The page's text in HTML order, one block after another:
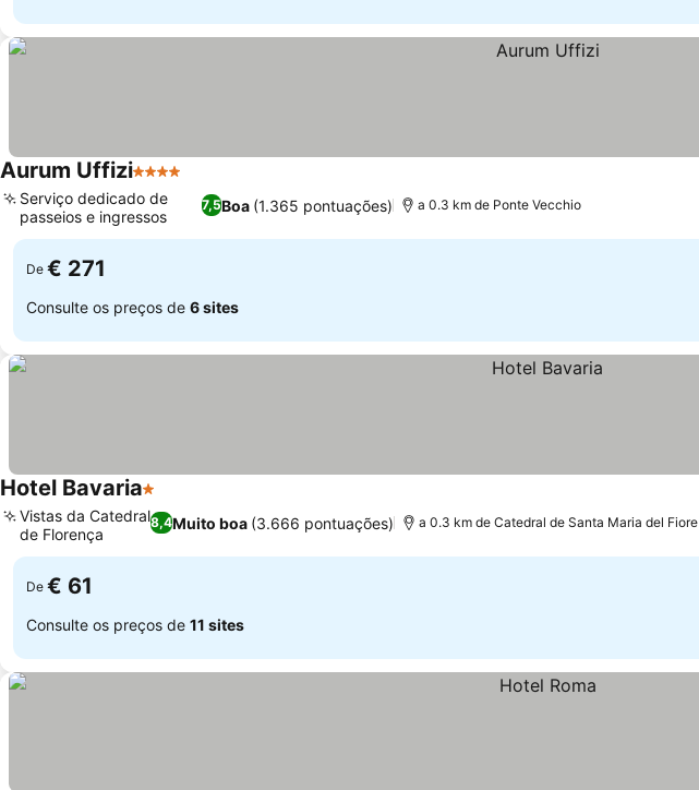
Aurum Uffizi4 Estrelas
7,5Boa (1.365 pontuações)
Serviço dedicado de
passeios e ingressos
a 0.3 km de Ponte Vecchio
De € 271
Consulte os preços de 6 sites
Hotel Bavaria1 Estrelas
8,4Muito boa (3.666 pontuações)
Vistas da Catedral
de Florença
a 0.3 km de Catedral de Santa Maria del Fiore
De € 61
Consulte os preços de 11 sites